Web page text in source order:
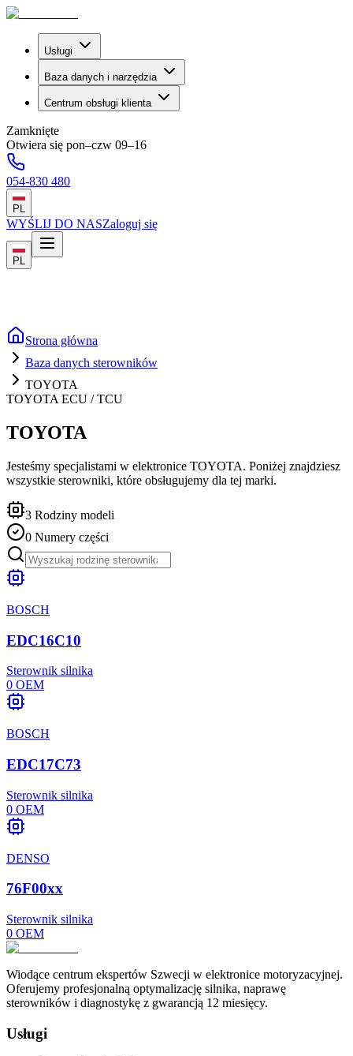
Usługi
Baza danych i narzędzia
Centrum obsługi klienta
Zamknięte
Otwiera się pon–czw 09–16
054-830 480
PL
WYŚLIJ DO NASZaloguj się
PL
Strona główna
Baza danych sterowników
TOYOTA
TOYOTA ECU / TCU
TOYOTA
Jesteśmy specjalistami w elektronice TOYOTA. Poniżej znajdziesz
wszystkie sterowniki, które obsługujemy dla tej marki.
3 Rodziny modeli
0 Numery części
BOSCH
EDC16C10
Sterownik silnika
0 OEM
BOSCH
EDC17C73
Sterownik silnika
0 OEM
DENSO
76F00xx
Sterownik silnika
0 OEM
Wiodące centrum ekspertów Szwecji w elektronice motoryzacyjnej.
Oferujemy profesjonalną optymalizację silnika, naprawę
sterowników i diagnostykę z gwarancją 12 miesięcy.
Usługi